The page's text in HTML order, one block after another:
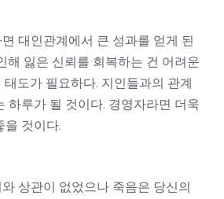
대인관계에서 큰 성과를 얻게 된
해 잃은 신뢰를 회복하는 건 어려운
도가 필요하다. 지인들과의 관계
하루가 될 것이다. 경영자라면 더욱
을 것이다.
상관이 없었으나 죽음은 당신의